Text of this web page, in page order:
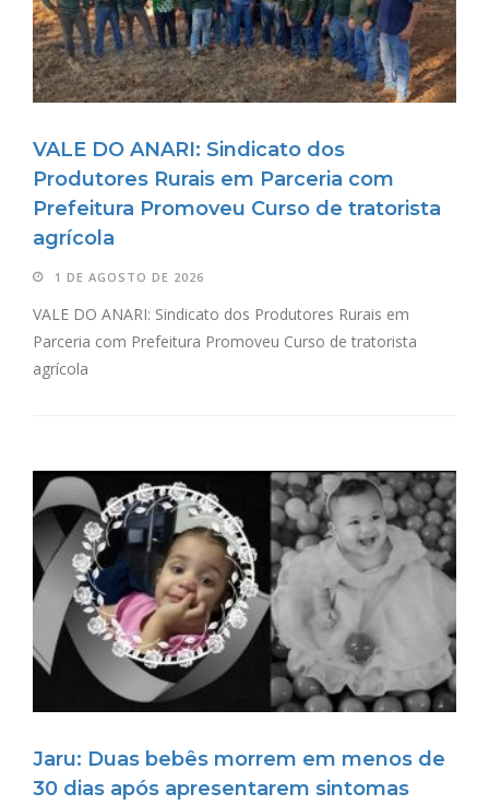
VALE DO ANARI: Sindicato dos
Produtores Rurais em Parceria com
Prefeitura Promoveu Curso de tratorista
agrícola
1 DE AGOSTO DE 2026
VALE DO ANARI: Sindicato dos Produtores Rurais em
Parceria com Prefeitura Promoveu Curso de tratorista
agrícola
Jaru: Duas bebês morrem em menos de
30 dias após apresentarem sintomas